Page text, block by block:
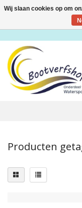
Toggle
Producten
Wij slaan cookies op om